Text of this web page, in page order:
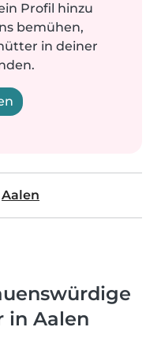
Profil hinzu
bemühen,
in deiner
Aalen
in Aalen